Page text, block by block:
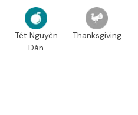
Têt Nguyên
Dán
Thanksgiving